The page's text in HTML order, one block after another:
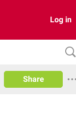
Log in
Share